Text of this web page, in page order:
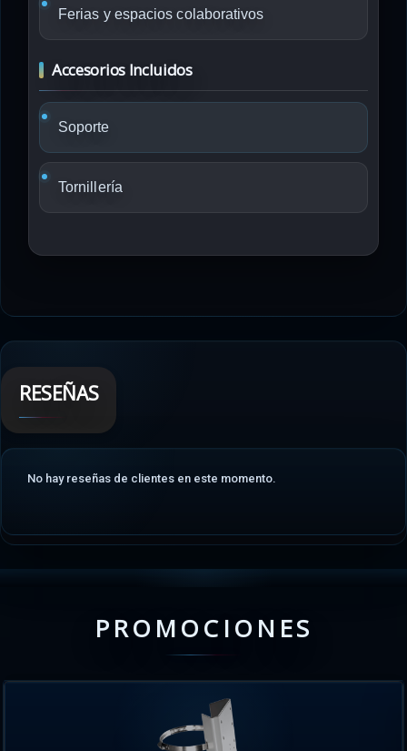
Ferias y espacios colaborativos
Accesorios Incluidos
Soporte
Tornillería
RESEÑAS
No hay reseñas de clientes en este momento.
PROMOCIONES